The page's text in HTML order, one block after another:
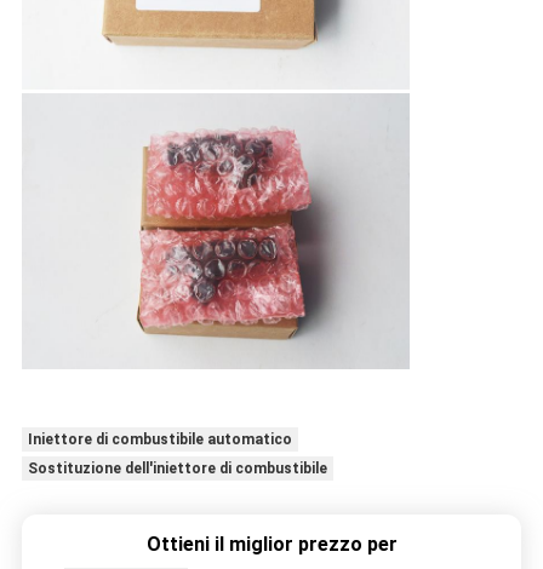
Iniettore di combustibile automatico
Sostituzione dell'iniettore di combustibile
Ottieni il miglior prezzo per